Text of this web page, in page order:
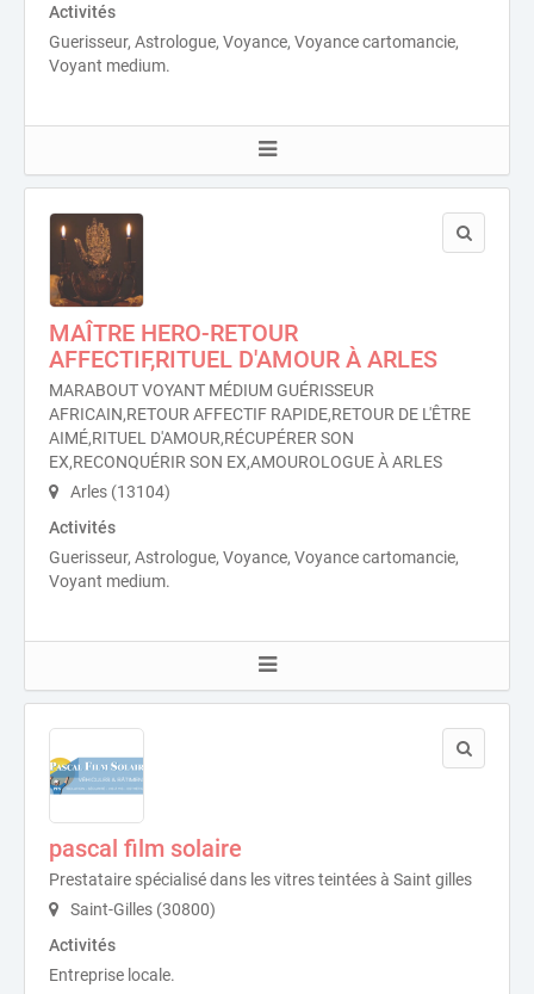
Activités
Guerisseur, Astrologue, Voyance, Voyance cartomancie,
Voyant medium.
MAÎTRE HERO-RETOUR
AFFECTIF,RITUEL D'AMOUR À ARLES
MARABOUT VOYANT MÉDIUM GUÉRISSEUR
AFRICAIN,RETOUR AFFECTIF RAPIDE,RETOUR DE L'ÊTRE
AIMÉ,RITUEL D'AMOUR,RÉCUPÉRER SON
EX,RECONQUÉRIR SON EX,AMOUROLOGUE À ARLES
Arles (13104)
Activités
Guerisseur, Astrologue, Voyance, Voyance cartomancie,
Voyant medium.
pascal film solaire
Prestataire spécialisé dans les vitres teintées à Saint gilles
Saint-Gilles (30800)
Activités
Entreprise locale.